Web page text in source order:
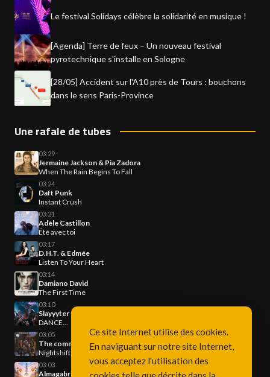
Le festival Solidays célèbre la solidarité en musique !
[Agenda] Terre de feux – Un nouveau festival
pyrotechnique s'installe en Sologne
[28/05] Accident sur l'A10 près de Tours : bouchons
dans le sens Paris-Province
Une rafale de tubes
03:29
Jermaine Jackson & Pia Zadora
When The Rain Begins To Fall
03:24
Daft Punk
Instant Crush
03:21
Adèle Castillon
Été avec toi
03:17
D.H.T. & Edmée
Listen To Your Heart
03:14
Damiano David
The First Time
03:10
Slayyyter
DANCE...
03:05
The commodores
Nightshift
03:03
Almagabriel
Ce site Internet utilise des cookies.
En naviguant sur notre site Internet,
vous acceptez l'utilisation des